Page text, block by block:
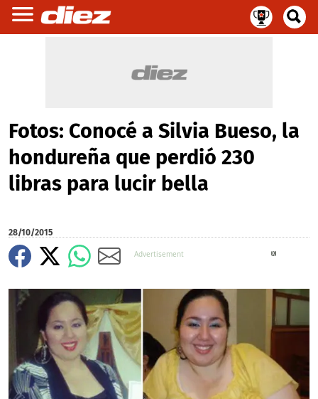
Fotos: Conocé a Silvia Bueso, la
hondureña que perdió 230
libras para lucir bella
28/10/2015
X